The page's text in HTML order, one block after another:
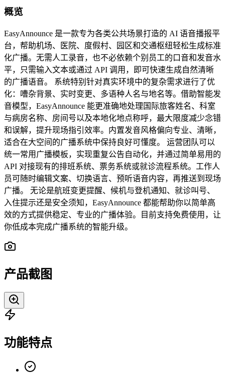
概览
EasyAnnounce 是一款专为各类公共场景打造的 AI 语音播报平
台，帮助机场、医院、度假村、园区和交通枢纽轻松生成标准
化广播。无需人工录音，也不必依赖个别员工的口音和发音水
平，只需输入文本或通过 API 调用，即可快速生成自然清晰
的广播语音。 系统特别针对真实环境中的复杂需求进行了优
化：嘈杂背景、实时变更、多语种人名与地名等。借助智能发
音模型，EasyAnnounce 能更准确地处理国际旅客姓名、科室
与病房名称、房间号以及本地化地点称呼，最大限度减少念错
和误解，提升现场指引效率。内置发音风格偏向专业、清晰，
适合在大空间的广播系统中保持良好可懂度。 运营团队可以
统一常用广播模板，实现重复公告自动化，并通过简单易用的
API 对接现有的排班系统、票务系统或就诊流程系统。工作人
员可随时编辑文案、切换语言、预听语音内容，再推送到现场
广播。 无论是航班变更提醒、候机与登机通知、就诊叫号、
入住提示还是安全须知，EasyAnnounce 都能帮助你以简单高
效的方式提供稳定、专业的广播体验。目前支持免费使用，让
你低成本完成广播系统的智能升级。
产品截图
功能特点